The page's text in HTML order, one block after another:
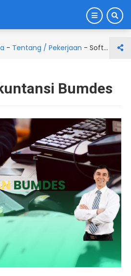
- Tentang / Pekerjaan - Software Akuntansi Bumdes
Bumdes